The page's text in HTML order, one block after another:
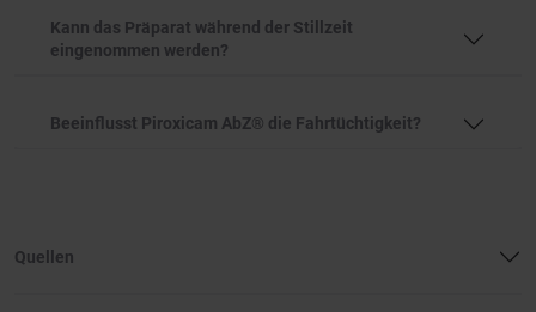
Kann das Präparat während der Stillzeit
eingenommen werden?
Beeinflusst Piroxicam AbZ® die Fahrtüchtigkeit?
Quellen